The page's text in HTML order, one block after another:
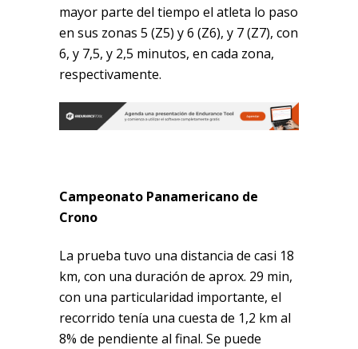
mayor parte del tiempo el atleta lo paso
en sus zonas 5 (Z5) y 6 (Z6), y 7 (Z7), con
6, y 7,5, y 2,5 minutos, en cada zona,
respectivamente.
Campeonato Panamericano de
Crono
La prueba tuvo una distancia de casi 18
km, con una duración de aprox. 29 min,
con una particularidad importante, el
recorrido tenía una cuesta de 1,2 km al
8% de pendiente al final. Se puede